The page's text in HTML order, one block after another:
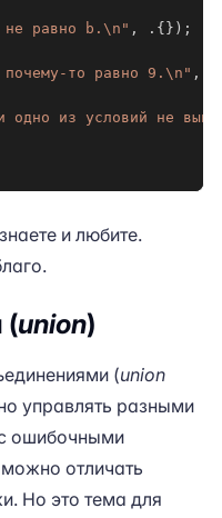
не равно b.\n" , . { } ) ;
почему-то равно 9.\n" ,
одно из условий не
и любите.
(union)
(union
управлять разными
ошибочными
отличать
Но это тема для